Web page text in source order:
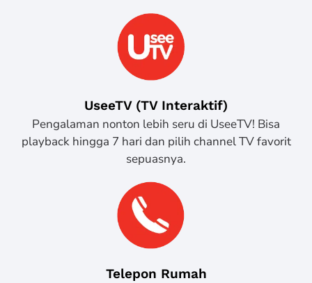
UseeTV (TV Interaktif)
Pengalaman nonton lebih seru di UseeTV! Bisa
playback hingga 7 hari dan pilih channel TV favorit
sepuasnya.
Telepon Rumah